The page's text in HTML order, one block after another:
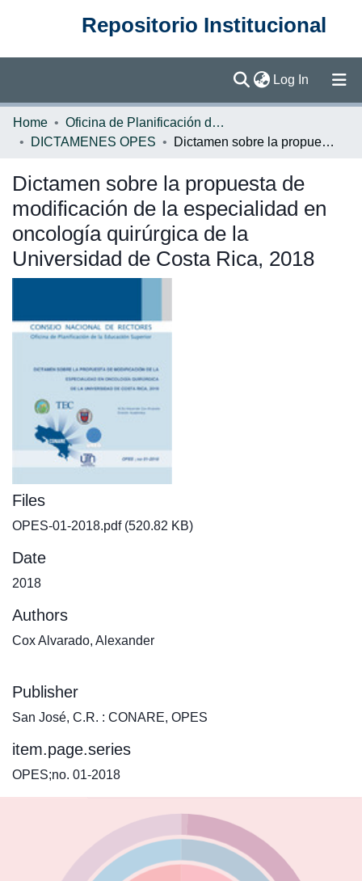
Repositorio Institucional
Log In (current)
Communities & Collections
Statistics
Home
Oficina de Planificación de la Educación Superior (OPES)
DICTAMENES OPES
Dictamen sobre la propuesta de modificación de la especialidad en oncología quirúrgica de la Universidad de Costa Rica, 2018
Dictamen sobre la propuesta de
modificación de la especialidad en
oncología quirúrgica de la
Universidad de Costa Rica, 2018
Files
OPES-01-2018.pdf(520.82 KB)
Date
2018
Authors
Cox Alvarado, Alexander
Publisher
San José, C.R. : CONARE, OPES
item.page.series
OPES;no. 01-2018